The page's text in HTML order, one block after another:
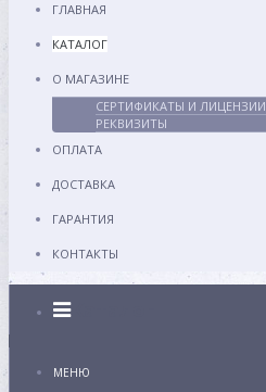
ГЛАВНАЯ
КАТАЛОГ
О МАГАЗИНЕ
СЕРТИФИКАТЫ И ЛИЦЕНЗИИ
РЕКВИЗИТЫ
ОПЛАТА
ДОСТАВКА
ГАРАНТИЯ
КОНТАКТЫ
Каталог
МЕНЮ